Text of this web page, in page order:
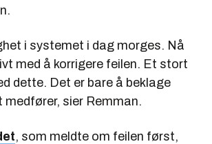
i systemet i dag morges. Nå
med å korrigere feilen. Et stort
dette. Det er bare å beklage
medfører, sier Remman.
, som meldte om feilen først,